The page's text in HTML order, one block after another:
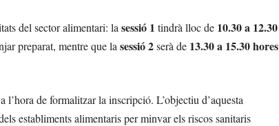
del sector alimentari: la sessió 1 tindrà lloc de 10.30 a 12.30
preparat, mentre que la sessió 2serà de 13.30 a 15.30 hores
de formalitzar la inscripció. L’objectiu d’aquesta
establiments alimentaris per minvar els riscos sanitaris